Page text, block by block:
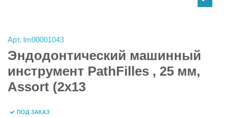
Арт. lm00001043
Эндодонтический машинный
инструмент PathFilles , 25 мм,
Assort (2х13
ПОД ЗАКАЗ